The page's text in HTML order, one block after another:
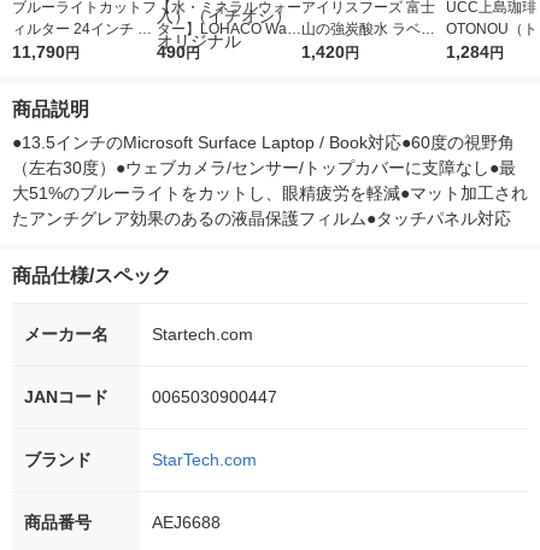
ブルーライトカットフ
ィルター 24インチ P
Cモニター対応 アスペ
11,790円
【水・ミネラルウォー
ター】LOHACO Wate
r（ロハコウォータ
490円
アイリスフーズ 富士
山の強炭酸水 ラベル
レス 500ml 1箱（24
1,420円
UCC上島珈琲
OTONOU（
ウ） by
1,284円
商品説明
●13.5インチのMicrosoft Surface Laptop / Book対応●60度の視野角
（左右30度）●ウェブカメラ/センサー/トップカバーに支障なし●最
大51%のブルーライトをカットし、眼精疲労を軽減●マット加工され
たアンチグレア効果のあるの液晶保護フィルム●タッチパネル対応
商品仕様/スペック
メーカー名 Startech.com
JANコード 0065030900447
ブランド StarTech.com
商品番号 AEJ6688